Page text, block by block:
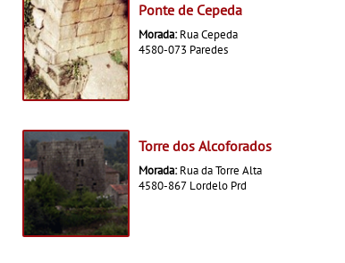
Ponte de Cepeda
Morada: Rua Cepeda
4580-073 Paredes
Torre dos Alcoforados
Morada: Rua da Torre Alta
4580-867 Lordelo Prd